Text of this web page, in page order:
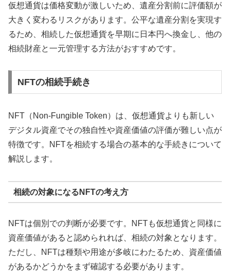
仮想通貨は価格変動が激しいため、遺産分割前に評価額が
大きく変わるリスクがあります。公平な遺産分割を実現す
るため、相続した仮想通貨を早期に日本円へ換金し、他の
相続財産と一元管理する方法がおすすめです。
NFTの相続手続き
NFT（Non-Fungible Token）は、仮想通貨よりも新しい
デジタル資産でその独自性や資産価値の評価が難しい点が
特徴です。NFTを相続する場合の基本的な手続きについて
解説します。
相続の対象になるNFTの考え方
NFTは個別での判断が必要です。NFTも仮想通貨と同様に
資産価値があると認められれば、相続の対象となります。
ただし、NFTは種類や用途が多岐にわたるため、資産価値
があるかどうかをまず確認する必要があります。